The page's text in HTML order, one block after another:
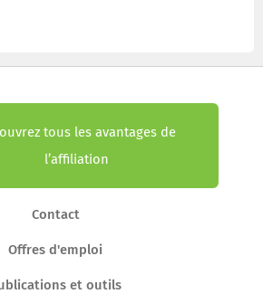
tous les avantages de
l’affiliation
Contact
Offres d'emploi
et outils